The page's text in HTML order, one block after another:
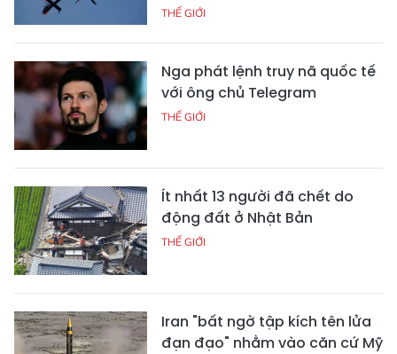
THẾ GIỚI
Nga phát lệnh truy nã quốc tế
với ông chủ Telegram
THẾ GIỚI
Ít nhất 13 người đã chết do
động đất ở Nhật Bản
THẾ GIỚI
Iran "bất ngờ tập kích tên lửa
đạn đạo" nhằm vào căn cứ Mỹ